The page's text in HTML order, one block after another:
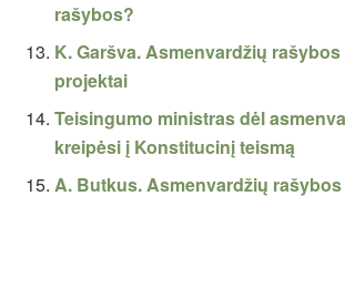
rašybos?
K. Garšva. Asmenvardžių
projektai
Teisingumo ministras dėl
kreipėsi į Konstitucinį teismą
A. Butkus. Asmenvardžių